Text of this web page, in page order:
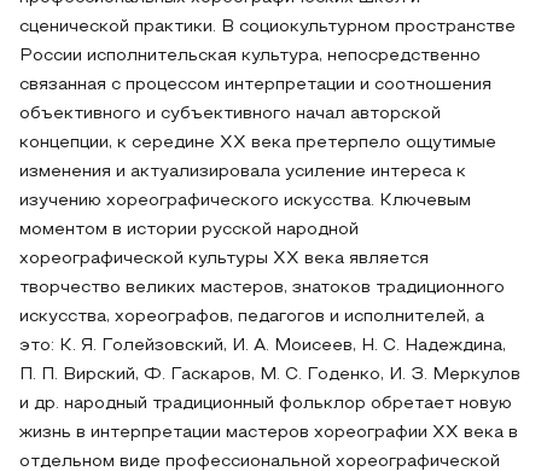
сценической практики. В социокультурном пространстве
России исполнительская культура, непосредственно
связанная с процессом интерпретации и соотношения
объективного и субъективного начал авторской
концепции, к середине XX века претерпело ощутимые
изменения и актуализировала усиление интереса к
изучению хореографического искусства. Ключевым
моментом в истории русской народной
хореографической культуры XX века является
творчество великих мастеров, знатоков традиционного
искусства, хореографов, педагогов и исполнителей, а
это: К. Я. Голейзовский, И. А. Моисеев, Н. С. Надеждина,
П. П. Вирский, Ф. Гаскаров, М. С. Годенко, И. З. Меркулов
и др. народный традиционный фольклор обретает новую
жизнь в интерпретации мастеров хореографии XX века в
отдельном виде профессиональной хореографической